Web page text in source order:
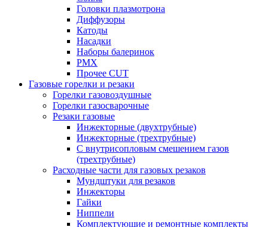
Головки плазмотрона
Диффузоры
Катоды
Насадки
Наборы балеринок
PMX
Прочее CUT
Газовые горелки и резаки
Горелки газовоздушные
Горелки газосварочные
Резаки газовые
Инжекторные (двухтрубные)
Инжекторные (трехтрубные)
С внутрисопловым смешением газов
(трехтрубные)
Расходные части для газовых резаков
Мундштуки для резаков
Инжекторы
Гайки
Ниппели
Комплектующие и ремонтные комплекты